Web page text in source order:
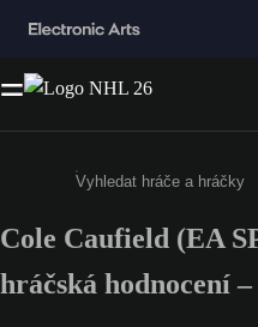
Enter a minimum
Cole Caufield (EA
hráčská hodnocení –